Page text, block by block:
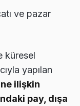
ve pazar
küresel
yapılan
ilişkin
pay, dışa